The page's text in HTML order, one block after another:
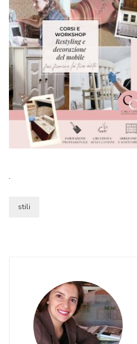
.
stili